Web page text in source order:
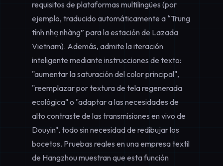
requisitos de plataformas multilingües (por
ejemplo, traducido automáticamente a “Trung
tính nhẹ nhàng” para la estación de Lazada
Vietnam). Además, admite la iteración
inteligente mediante instrucciones de texto:
"aumentar la saturación del color principal",
"reemplazar por textura de tela regenerada
ecológica" o "adaptar a las necesidades de
alto contraste de las transmisiones en vivo de
Douyin", todo sin necesidad de redibujar los
bocetos. Pruebas reales en una empresa textil
de Hangzhou muestran que esta función